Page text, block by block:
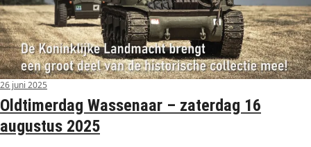
26 juni 2025
Oldtimerdag Wassenaar – zaterdag 16
augustus 2025